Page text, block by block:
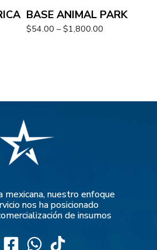
BASE ANIMAL PARK
$54.00 – $1,800.00
mexicana, nuestro enfoque
nos ha posicionado
de insumos